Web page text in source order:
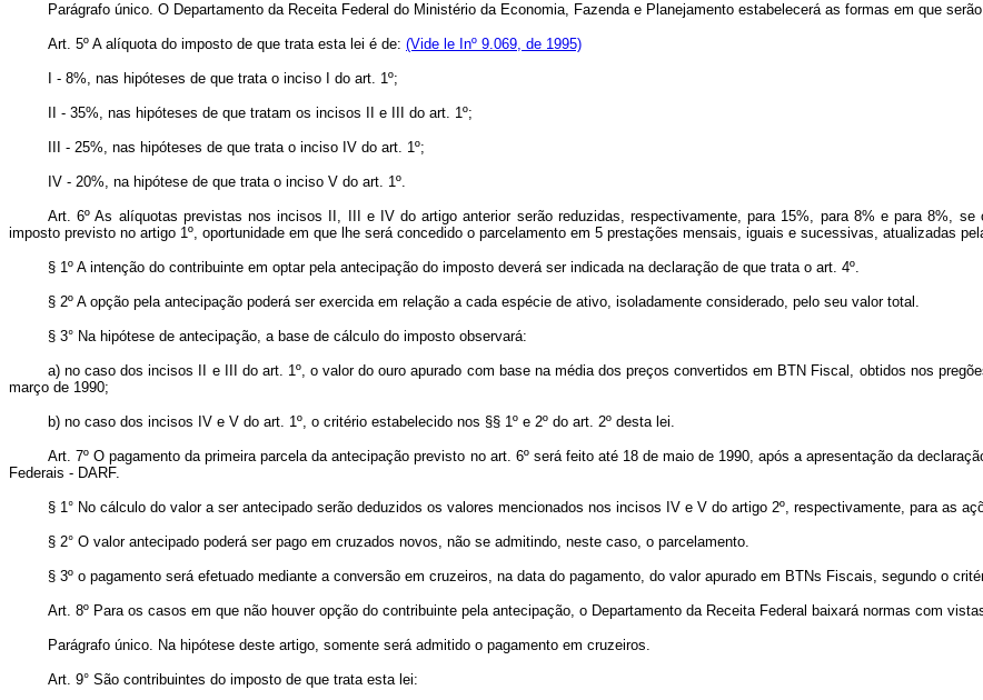
Parágrafo único. O Departamento da Receita Federal do Ministério da Economia, Fazenda e Planejamento estabelecerá as formas em que
Art. 5º A alíquota do imposto de que trata esta lei é de: (Vide le Inº 9.069, de 1995)
I - 8%, nas hipóteses de que trata o inciso I do art. 1º;
II - 35%, nas hipóteses de que tratam os incisos II e III do art. 1º;
III - 25%, nas hipóteses de que trata o inciso IV do art. 1º;
IV - 20%, na hipótese de que trata o inciso V do art. 1º.
Art. 6º As alíquotas previstas nos incisos II, III e IV do artigo anterior serão reduzidas, respectivamente, para 15%, para 8% e para 8%,
imposto previsto no artigo 1º, oportunidade em que lhe será concedido o parcelamento em 5 prestações mensais, iguais e sucessivas, atualizadas
§ 1º A intenção do contribuinte em optar pela antecipação do imposto deverá ser indicada na declaração de que trata o art. 4º.
§ 2º A opção pela antecipação poderá ser exercida em relação a cada espécie de ativo, isoladamente considerado, pelo seu valor total.
§ 3° Na hipótese de antecipação, a base de cálculo do imposto observará:
a) no caso dos incisos II e III do art. 1º, o valor do ouro apurado com base na média dos preços convertidos em BTN Fiscal, obtidos nos
março de 1990;
b) no caso dos incisos IV e V do art. 1º, o critério estabelecido nos §§ 1º e 2º do art. 2º desta lei.
Art. 7º O pagamento da primeira parcela da antecipação previsto no art. 6º será feito até 18 de maio de 1990, após a apresentação da
Federais - DARF.
§ 1° No cálculo do valor a ser antecipado serão deduzidos os valores mencionados nos incisos IV e V do artigo 2º, respectivamente, para as
§ 2° O valor antecipado poderá ser pago em cruzados novos, não se admitindo, neste caso, o parcelamento.
§ 3º o pagamento será efetuado mediante a conversão em cruzeiros, na data do pagamento, do valor apurado em BTNs Fiscais, segundo o
Art. 8º Para os casos em que não houver opção do contribuinte pela antecipação, o Departamento da Receita Federal baixará normas com
Parágrafo único. Na hipótese deste artigo, somente será admitido o pagamento em cruzeiros.
Art. 9° São contribuintes do imposto de que trata esta lei: